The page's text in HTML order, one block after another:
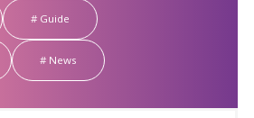
Guide
News